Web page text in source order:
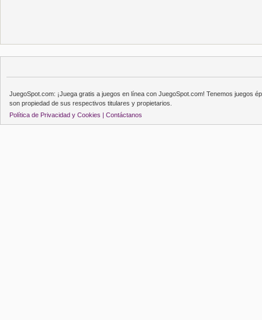
JuegoSpot.com: ¡Juega gratis a juegos en línea con JuegoSpot.com! Tenemos juegos
son propiedad de sus respectivos titulares y propietarios.
Política de Privacidad y Cookies | Contáctanos